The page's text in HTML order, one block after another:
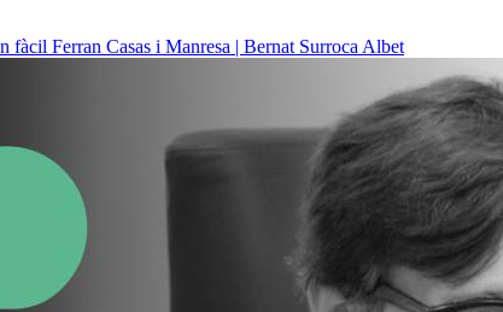
fàcil Ferran Casas i Manresa | Bernat Surroca Albet